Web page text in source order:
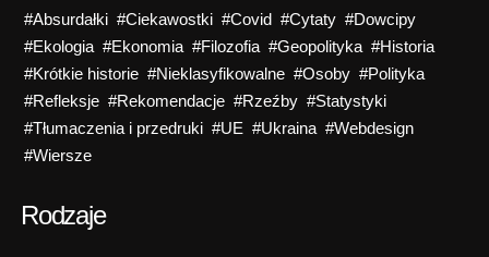
#Absurdałki #Ciekawostki #Covid #Cytaty #Dowcipy
#Ekologia #Ekonomia #Filozofia #Geopolityka #Historia
#Krótkie historie #Nieklasyfikowalne #Osoby #Polityka
#Refleksje #Rekomendacje #Rzeźby #Statystyki
#Tłumaczenia i przedruki #UE #Ukraina #Webdesign
#Wiersze
Rodzaje